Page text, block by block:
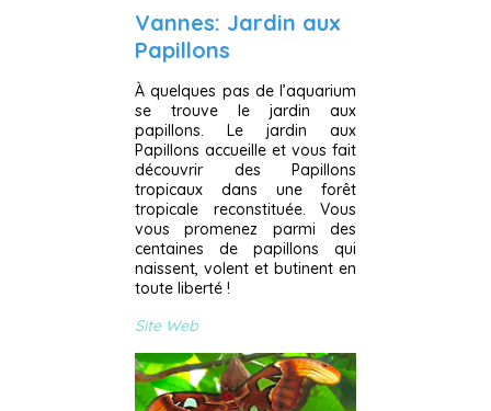
Vannes: Jardin aux
Papillons
À quelques pas de l’aquarium
se trouve le jardin aux
papillons. Le jardin aux
Papillons accueille et vous fait
découvrir des Papillons
tropicaux dans une forêt
tropicale reconstituée. Vous
vous promenez parmi des
centaines de papillons qui
naissent, volent et butinent en
toute liberté !
Site Web